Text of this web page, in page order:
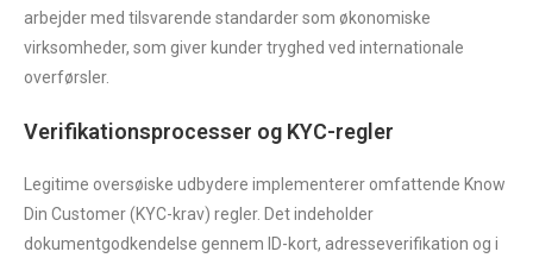
arbejder med tilsvarende standarder som økonomiske
virksomheder, som giver kunder tryghed ved internationale
overførsler.
Verifikationsprocesser og KYC-regler
Legitime oversøiske udbydere implementerer omfattende Know
Din Customer (KYC-krav) regler. Det indeholder
dokumentgodkendelse gennem ID-kort, adresseverifikation og i